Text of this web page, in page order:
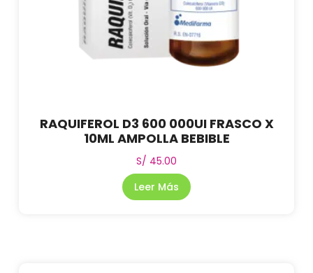
RAQUIFEROL D3 600 000UI FRASCO X
10ML AMPOLLA BEBIBLE
S/ 45.00
Leer Más